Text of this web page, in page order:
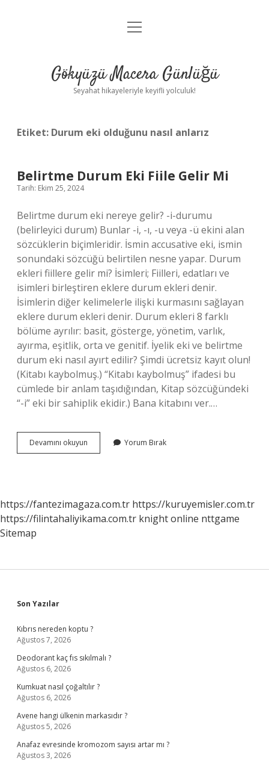
Anasayfa
Yasal Uyarı
menüyü
Gökyüzü Macera Günlüğü
Seyahat hikayeleriyle keyifli yolculuk!
Etiket: Durum eki olduğunu nasıl anlarız
Belirtme Durum Eki Fiile Gelir Mi
Tarih: Ekim 25, 2024
Belirtme durum eki nereye gelir? -i-durumu
(belirleyici durum) Bunlar -i, -ı, -u veya -ü ekini alan
sözcüklerin biçimleridir. İsmin accusative eki, ismin
sonundaki sözcüğü belirtilen nesne yapar. Durum
ekleri fiillere gelir mi? İsimleri; Fiilleri, edatları ve
isimleri birleştiren eklere durum ekleri denir.
İsimlerin diğer kelimelerle ilişki kurmasını sağlayan
eklere durum ekleri denir. Durum ekleri 8 farklı
bölüme ayrılır: basit, gösterge, yönetim, varlık,
ayırma, eşitlik, orta ve genitif. İyelik eki ve belirtme
durum eki nasıl ayırt edilir? Şimdi ücretsiz kayıt olun!
(Kitabı kaybolmuş.) “Kitabı kaybolmuş” ifadesi bu
cümlede bir anlam taşıdığından, Kitap sözcüğündeki
“-i” eki bir sahiplik ekidir.) Bana kitabını ver.…
Devamını okuyun Belirtme
Durum
Yorum Bırak
https://fantezimagaza.com.tr https://kuruyemisler.com.tr
https://filintahaliyikama.com.tr knight online nttgame
Sitemap
Sidebar
Son Yazılar
Kıbrıs nereden koptu ?
Ağustos 7, 2026
Deodorant kaç fıs sıkılmalı ?
Ağustos 6, 2026
Kumkuat nasıl çoğaltılır ?
Ağustos 6, 2026
Avene hangi ülkenin markasıdır ?
Ağustos 5, 2026
Anafaz evresinde kromozom sayısı artar mı ?
Ağustos 3, 2026